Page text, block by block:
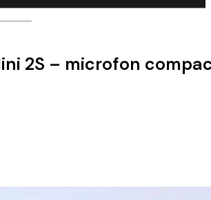
2S – microfon